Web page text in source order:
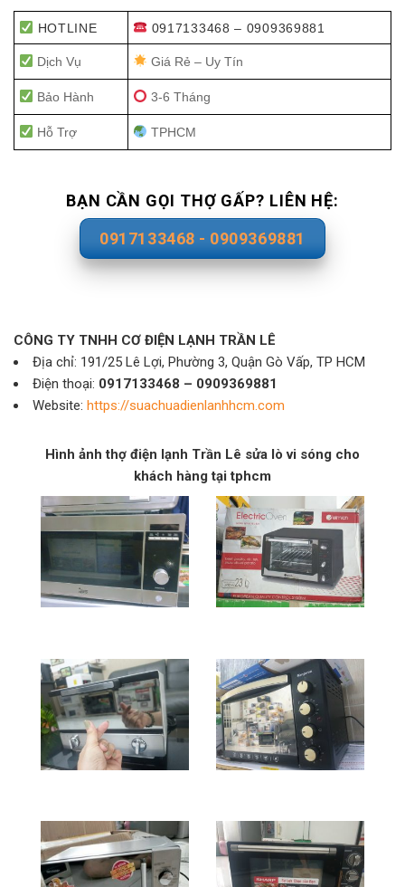
HOTLINE 0917133468 – 0909369881
Dịch Vụ Giá Rẻ – Uy Tín
Bảo Hành 3-6 Tháng
Hỗ Trợ TPHCM
BẠN CẦN GỌI THỢ GẤP? LIÊN HỆ:
0917133468 - 0909369881
CÔNG TY TNHH CƠ ĐIỆN LẠNH TRẦN LÊ
Địa chỉ: 191/25 Lê Lợi, Phường 3, Quận Gò Vấp, TP HCM
Điện thoại: 0917133468 – 0909369881
Website: https://suachuadienlanhhcm.com
Hình ảnh thợ điện lạnh Trần Lê sửa lò vi sóng cho
khách hàng tại tphcm